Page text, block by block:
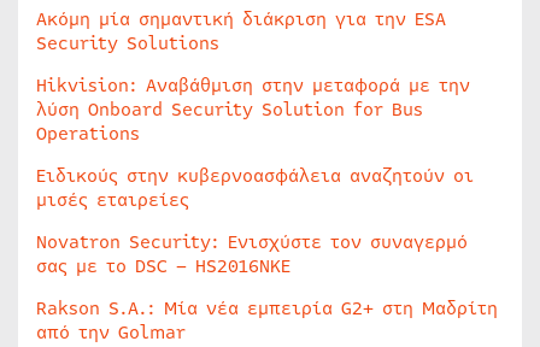
Ακόμη μία σημαντική διάκριση για την ESA
Security Solutions
Hikvision: Αναβάθμιση στην μεταφορά με την
λύση Onboard Security Solution for Bus
Operations
Ειδικούς στην κυβερνοασφάλεια αναζητούν οι
μισές εταιρείες
Novatron Security: Ενισχύστε τον συναγερμό
σας με το DSC – HS2016NKE
Rakson S.A.: Μία νέα εμπειρία G2+ στη Μαδρίτη
από την Golmar